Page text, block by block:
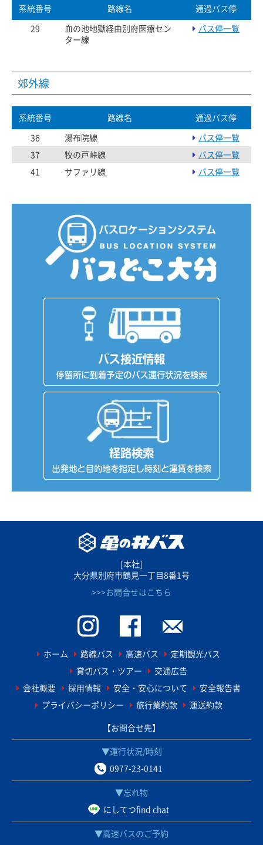
系統番号 路線名
通過バス停
29
血の池地獄経由別府医療セン
ター線
バス停一覧
郊外線
系統番号 路線名
通過バス停
36
湯布院線
バス停一覧
37
牧の戸峠線
バス停一覧
41
サファリ線 バス停一覧
[本社]
大分県別府市鶴見一丁目8番1号
>>>お問合せはこちら
ホーム 路線バス 高速バス
定期観光バス
貸切バス・ツアー
交通広告
会社概要
採用情報 安全・安心について
安全報告書
プライバシーポリシー
旅行業約款
運送約款
【お問合せ先】
▼運行状況/時刻
0977-23-0141
▼忘れ物
にしてつfind chat
▼高速バスのご予約